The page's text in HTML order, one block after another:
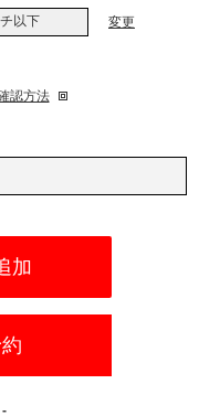
以下 変更
認方法
加
-